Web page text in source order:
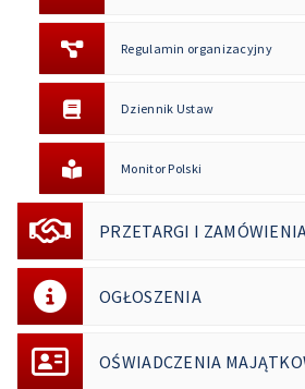
Regulamin organizacyjny
Dziennik Ustaw
Monitor Polski
PRZETARGI I
OGŁOSZENIA
OŚWIADCZENIA